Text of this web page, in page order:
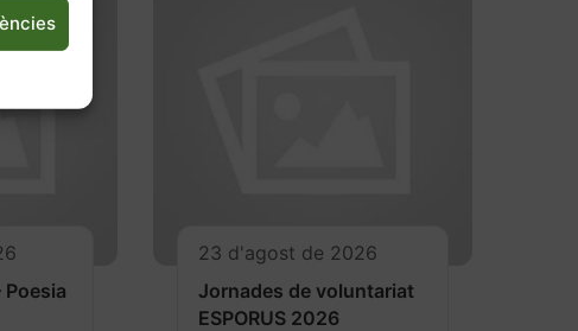
Poesia
23 d'agost de 2026
Jornades de voluntariat
ESPORUS 2026